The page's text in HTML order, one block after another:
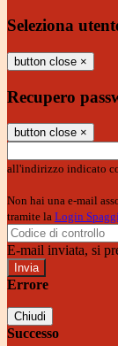
Seleziona
button close ×
Recupero
button close ×
all'indirizzo indicato
Non hai una e-mail
tramite la Login
E-mail inviata, si
Errore
Chiudi
Successo